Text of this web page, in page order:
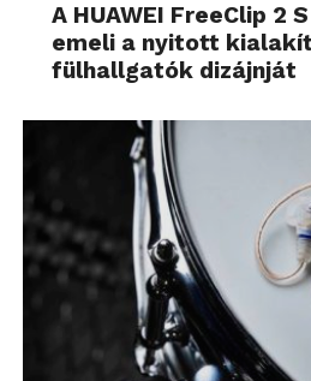
A HUAWEI FreeClip 2
emeli a nyitott
fülhallgatók dizájnját